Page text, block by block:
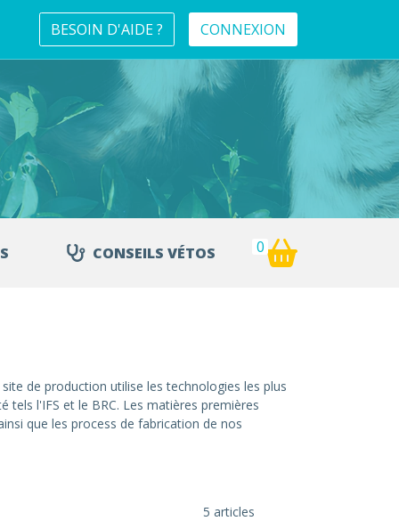
BESOIN D'AIDE ? CONNEXION
CONSEILS VÉTOS 0
de production utilise les technologies les plus
l'IFS et le BRC. Les matières premières
que les process de fabrication de nos
5 articles